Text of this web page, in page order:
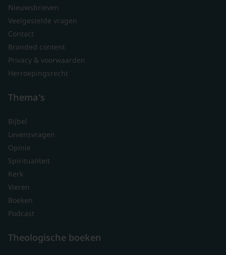
Nieuwsbrieven
Veelgestelde vragen
Contact
Branded content
Privacy & voorwaarden
Herroepingsrecht
Thema's
Bijbel
Levensvragen
Opinie
Spiritualiteit
Kerk
Vieren
Boeken
Podcast
Theologische boeken